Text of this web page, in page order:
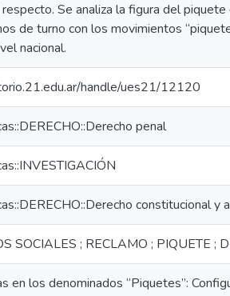
Se analiza la figura del
de turno con los movimientos
nacional.
handle/ues21/12120
penal
constitucional y
SOCIALES ; RECLAMO ; PIQUETE ;
en los denominados “Piquetes”: